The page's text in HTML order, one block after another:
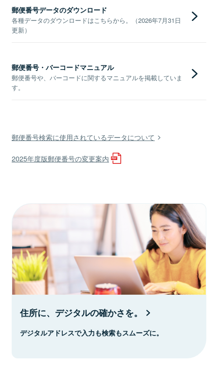
郵便番号データのダウンロード
各種データのダウンロードはこちらから。（2026年7月31日
更新）
郵便番号・バーコードマニュアル
郵便番号や、バーコードに関するマニュアルを掲載していま
す。
郵便番号検索に使用されているデータについて
2025年度版郵便番号の変更案内
住所に、デジタルの確かさを。
デジタルアドレスで入力も検索もスムーズに。